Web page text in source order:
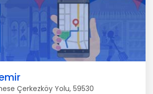
Çerkezköy Yolu, 59530